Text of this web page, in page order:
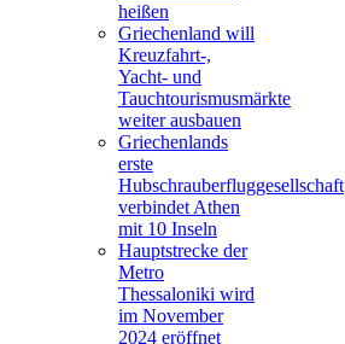
heißen
Griechenland will
Kreuzfahrt-,
Yacht- und
Tauchtourismusmärkte
weiter ausbauen
Griechenlands
erste
Hubschrauberfluggesellschaft
verbindet Athen
mit 10 Inseln
Hauptstrecke der
Metro
Thessaloniki wird
im November
2024 eröffnet